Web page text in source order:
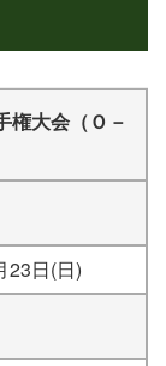
権大会（Ｏ－
23日(日)